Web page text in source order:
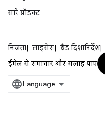
सारे प्रॉडक्ट
निजता लाइसेंस ब्रैंड दिशानिर्देश
ईमेल से समाचार और सलाह पाएं